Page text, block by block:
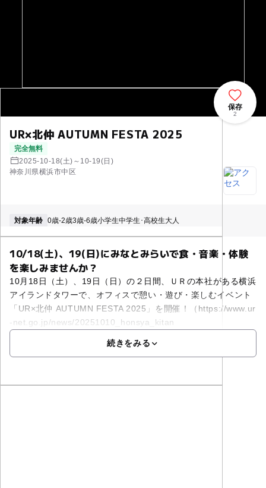
UR×北仲 AUTUMN FESTA 2025
完全無料
2025-10-18(土)～10-19(日)
神奈川県横浜市中区
保存
2
対象年齢 0歳-2歳3歳-6歳小学生中学生･高校生大人
10/18(土)、19(日)にみなとみらいで食・音楽・体験
を楽しみませんか？
10月18日（土）、19日（日）の２日間、ＵＲの本社がある横浜
アイランドタワーで、オフィスで憩い・遊び・楽しむイベント
「UR×北仲 AUTUMN FESTA 2025」を開催！（https://www.ur
-net.go.jp/news/20251010_honsya_kitan
続きをみる